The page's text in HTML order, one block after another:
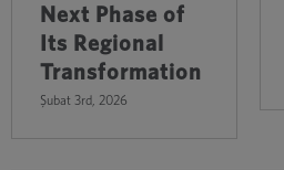
Next Phase of
Its Regional
Transformation
Şubat 3rd, 2026